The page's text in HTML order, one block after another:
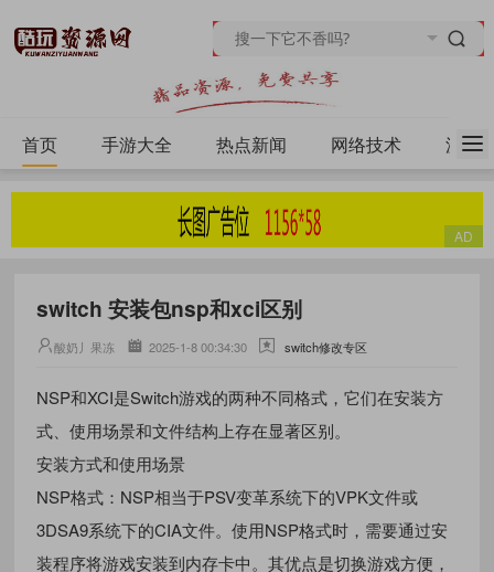
首页 手游大全 热点新闻 网络技术 源码
switch 安装包nsp和xci区别
酸奶丿果冻 2025-1-8 00:34:30 switch修改专区
‌NSP和XCI是Switch游戏的两种不同格式，它们在安装方
式、使用场景和文件结构上存在显著区别。‌‌
安装方式和使用场景
‌NSP格式‌：NSP相当于PSV变革系统下的VPK文件或
3DSA9系统下的CIA文件。使用NSP格式时，需要通过安
装程序将游戏安装到内存卡中。其优点是切换游戏方便，